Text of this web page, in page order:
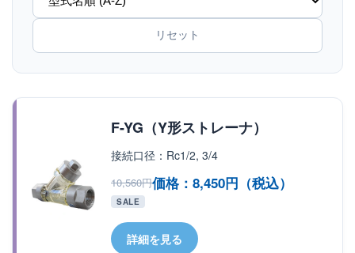
リセット
F-YG（Y形ストレーナ）
接続口径：Rc1/2, 3/4
10,560円価格：8,450円（税込）
SALE
詳細を見る